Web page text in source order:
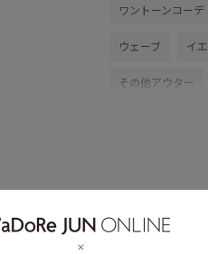
ワントーンコーデ
ウェーブ イ
その他アウター
RP24awアウター